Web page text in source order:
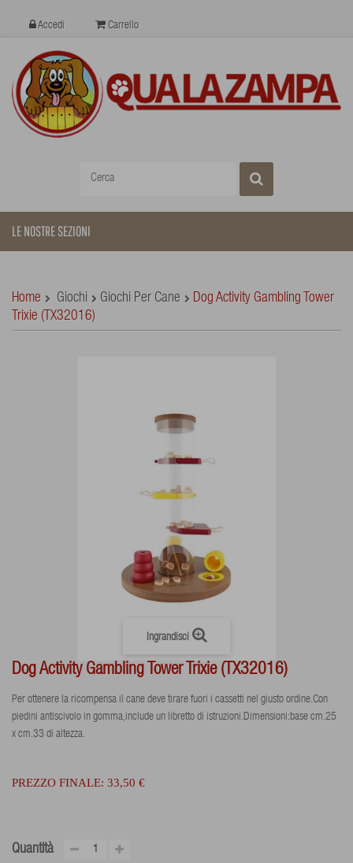
Accedi Carrello
LE NOSTRE SEZIONI
Home Giochi Giochi Per Cane
Dog Activity Gambling Tower
Trixie (TX32016)
Ingrandisci
Dog Activity Gambling Tower Trixie (TX32016)
Per ottenere la ricompensa il cane deve tirare fuori i cassetti nel giusto ordine.Con
piedini antiscivolo in gomma,include un libretto di istruzioni.Dimensioni:base cm.25
x cm.33 di altezza.
PREZZO FINALE: 33,50 €
Quantità